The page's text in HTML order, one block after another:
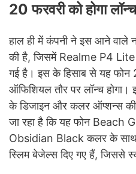
20 फरवरी को होगा लॉन्च
हाल ही में कंपनी ने इस आने वाले
की है, जिसमें Realme P4 Lite
गई है। इस के हिसाब से यह फोन
ऑफिशियल तौर पर लॉन्च
के डिजाइन और कलर ऑप्शन्स की
जा रहा है कि यह फोन Beach
Obsidian Black कलर के
स्लिम बेजेल्स दिए गए हैं, जिससे